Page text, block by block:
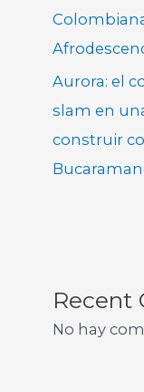
Aurora: el
slam en
construir
Recent
No hay